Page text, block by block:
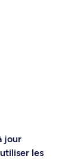
jour
les